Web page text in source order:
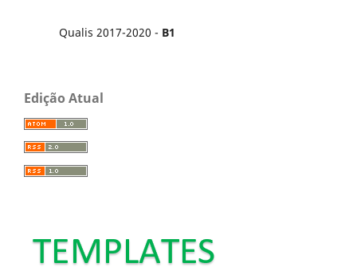
Qualis 2017-2020 - B1
Edição Atual